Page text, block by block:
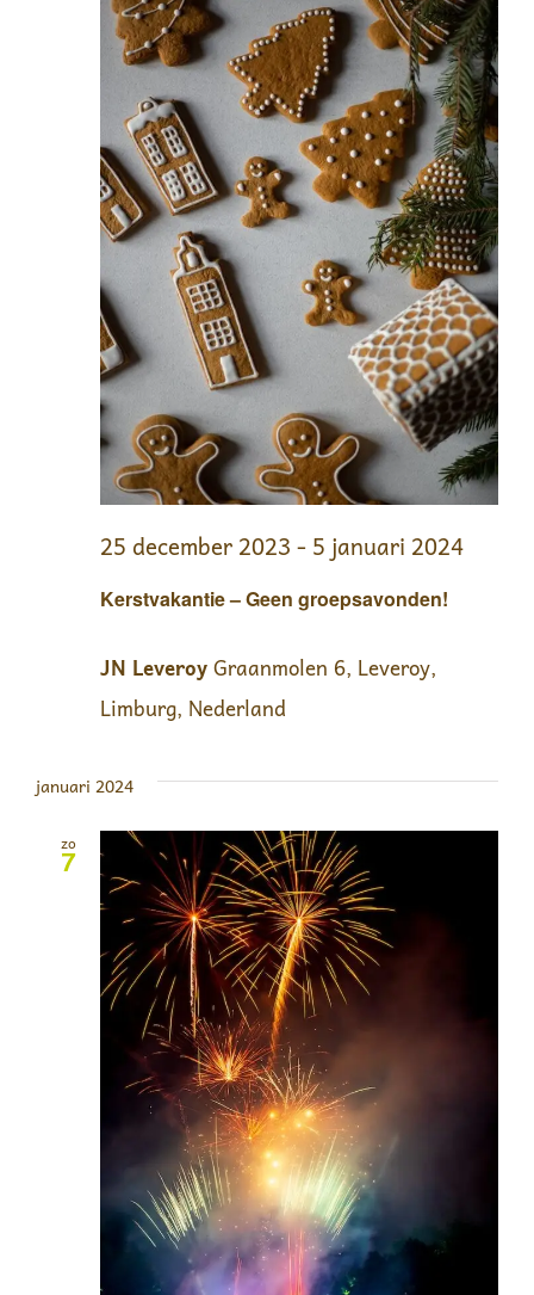
Kerstvakantie – Geen groepsavonden!
25 december 2023 - 5 januari 2024
JN LeveroyGraanmolen 6, Leveroy,
Limburg, Nederland
januari 2024
zo
7